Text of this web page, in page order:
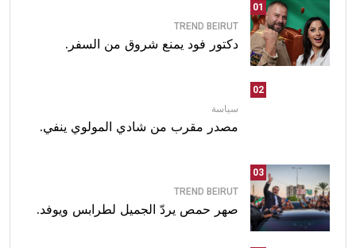
01
TREND BEIRUT
دكتور فود يمنع شروق من السفر.
02
سياسة
مصدر مقرب من شادي المولوي ينفي.
03
TREND BEIRUT
صهر حمص يردّ الجميل لطرابس ويوفد.